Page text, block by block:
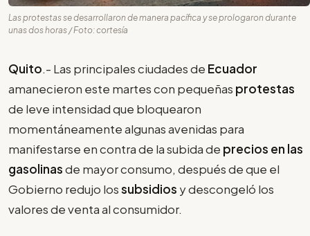
Las protestas se desarrollaron de manera pacífica y se prologaron durante
unas dos horas / Foto: cortesía
Quito.- Las principales ciudades de Ecuador
amanecieron este martes con pequeñas protestas
de leve intensidad que bloquearon
momentáneamente algunas avenidas para
manifestarse en contra de la subida de precios en las
gasolinasde mayor consumo, después de que el
Gobierno redujo lossubsidios y descongeló los
valores de venta al consumidor.